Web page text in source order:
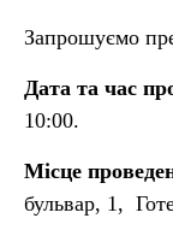
Запрошуємо
Дата та час
10:00.
Місце
бульвар, 1,